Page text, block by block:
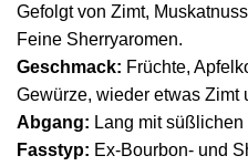
Gefolgt von Zimt,
Feine Sherryaromen.
Geschmack: Früchte,
Gewürze, wieder etwas Zimt
Abgang: Lang mit
Fasstyp: Ex-Bourbon- und